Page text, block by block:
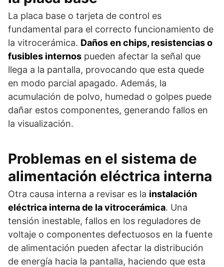
La placa base o tarjeta de control es
fundamental para el correcto funcionamiento de
la vitrocerámica. Daños en chips, resistencias o
fusibles internos pueden afectar la señal que
llega a la pantalla, provocando que esta quede
en modo parcial apagado. Además, la
acumulación de polvo, humedad o golpes puede
dañar estos componentes, generando fallos en
la visualización.
Problemas en el sistema de
alimentación eléctrica interna
Otra causa interna a revisar es la instalación
eléctrica interna de la vitrocerámica. Una
tensión inestable, fallos en los reguladores de
voltaje o componentes defectuosos en la fuente
de alimentación pueden afectar la distribución
de energía hacia la pantalla, haciendo que esta